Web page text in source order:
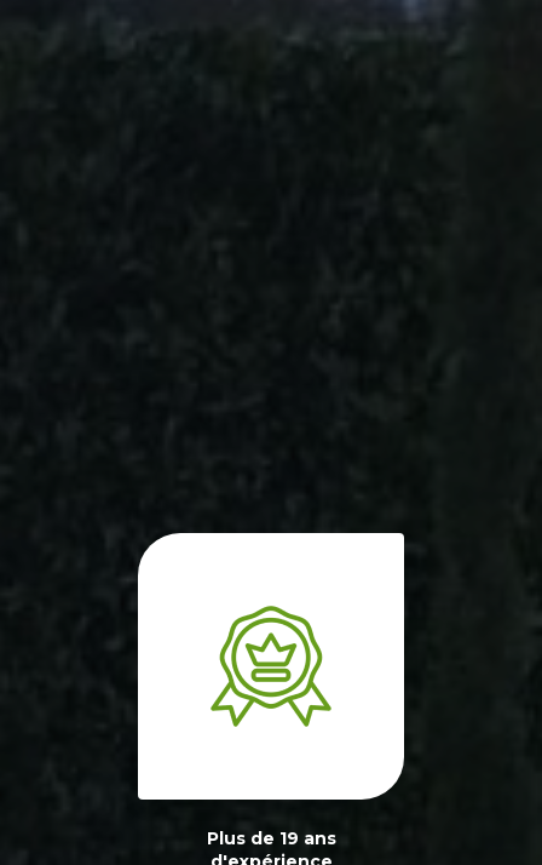
Plus de 19 ans